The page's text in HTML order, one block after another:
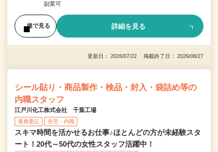
副業可
後で見る 詳細を見る
更新日： 2026/07/22 掲載終了日： 2026/08/27
シール貼り・商品製作・検品・封入・袋詰め等の
内職スタッフ
江戸川化工株式会社 千葉工場
業務委託 在宅・内職
スキマ時間を活かせるお仕事♪ほとんどの方が未経験スタ
ート！20代～50代の女性スタッフ活躍中！